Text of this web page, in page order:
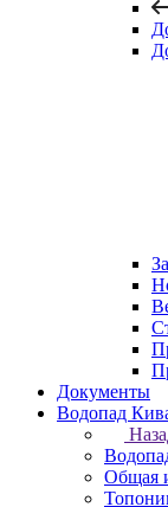
Документы
Водопад
Общая